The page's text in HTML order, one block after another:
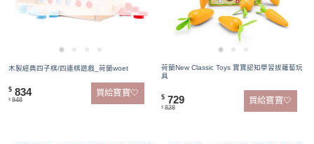
木製經典四子棋/四連棋遊戲_荷蘭woet
$ 834
$ 948
買給寶寶🤍
荷蘭New Classic Toys 寶寶認知學習拔蘿蔔玩
具
$ 729
$ 828
買給寶寶🤍